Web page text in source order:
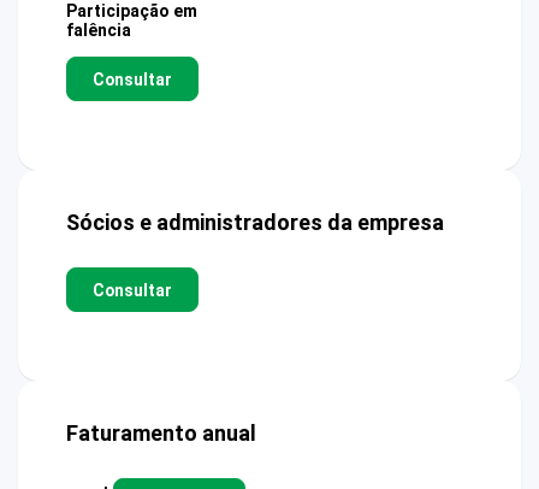
Participação em
falência
Consultar
Sócios e administradores da empresa
Consultar
Faturamento anual